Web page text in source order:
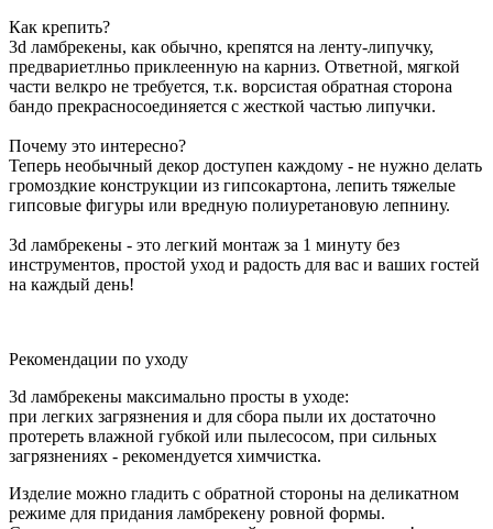
Как крепить?
3d ламбрекены, как обычно, крепятся на ленту-липучку,
предвариетлньо приклеенную на карниз. Ответной, мягкой
части велкро не требуется, т.к. ворсистая обратная сторона
бандо прекрасносоединяется с жесткой частью липучки.
Почему это интересно?
Теперь необычный декор доступен каждому - не нужно делать
громоздкие конструкции из гипсокартона, лепить тяжелые
гипсовые фигуры или вредную полиуретановую лепнину.
3d ламбрекены - это легкий монтаж за 1 минуту без
инструментов, простой уход и радость для вас и ваших гостей
на каждый день!
Рекомендации по уходу
3d ламбрекены максимально просты в уходе:
при легких загрязнения и для сбора пыли их достаточно
протереть влажной губкой или пылесосом, при сильных
загрязнениях - рекомендуется химчистка.
Изделие можно гладить с обратной стороны на деликатном
режиме для придания ламбрекену ровной формы.